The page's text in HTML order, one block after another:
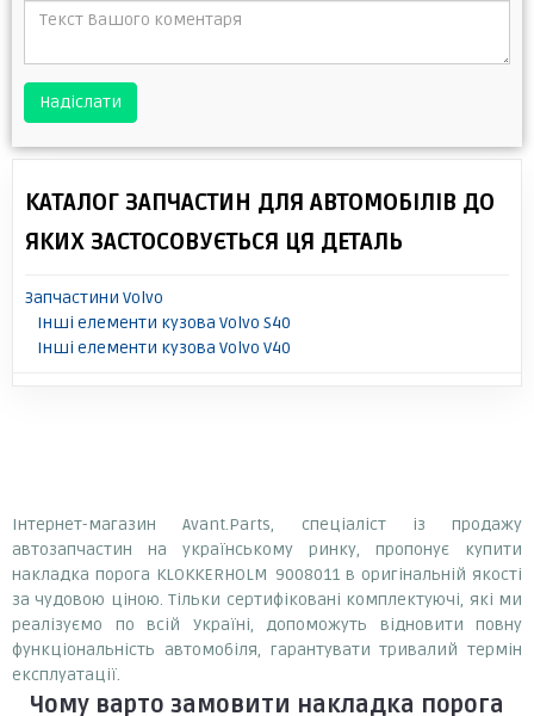
Надіслати
КАТАЛОГ ЗАПЧАСТИН ДЛЯ АВТОМОБІЛІВ ДО
ЯКИХ ЗАСТОСОВУЄТЬСЯ ЦЯ ДЕТАЛЬ
Запчастини Volvo
Інші елементи кузова Volvo S40
Інші елементи кузова Volvo V40
Інтернет-магазин Avant.Parts, спеціаліст із продажу
автозапчастин на українському ринку, пропонує купити
накладка порога KLOKKERHOLM 9008011 в оригінальній якості
за чудовою ціною. Тільки сертифіковані комплектуючі, які ми
реалізуємо по всій Україні, допоможуть відновити повну
функціональність автомобіля, гарантувати тривалий термін
експлуатації.
Чому варто замовити накладка порога